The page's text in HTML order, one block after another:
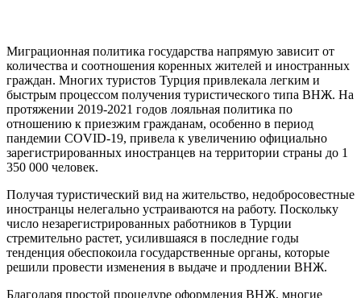
Миграционная политика государства напрямую зависит от
количества и соотношения коренных жителей и иностранных
граждан. Многих туристов Турция привлекала легким и
быстрым процессом получения туристического типа ВНЖ. На
протяжении 2019-2021 годов лояльная политика по
отношению к приезжим гражданам, особенно в период
пандемии COVID-19, привела к увеличению официально
зарегистрированных иностранцев на территории страны до 1
350 000 человек.
Получая туристический вид на жительство, недобросовестные
иностранцы нелегально устраиваются на работу. Поскольку
число незарегистрированных работников в Турции
стремительно растет, усилившаяся в последние годы
тенденция обеспокоила государственные органы, которые
решили провести изменения в выдаче и продлении ВНЖ.
Благодаря простой процедуре оформления ВНЖ, многие